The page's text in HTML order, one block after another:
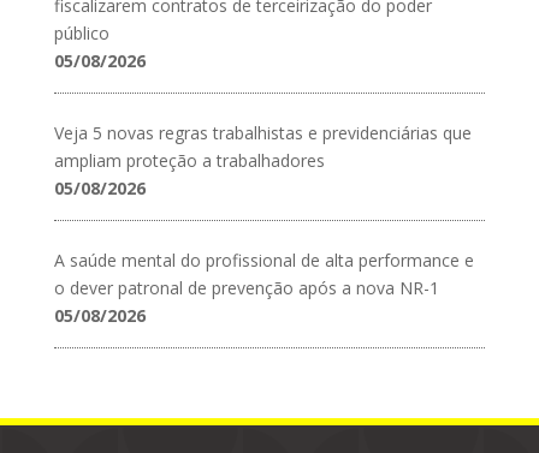
fiscalizarem contratos de terceirização do poder
público
05/08/2026
Veja 5 novas regras trabalhistas e previdenciárias que
ampliam proteção a trabalhadores
05/08/2026
A saúde mental do profissional de alta performance e
o dever patronal de prevenção após a nova NR-1
05/08/2026